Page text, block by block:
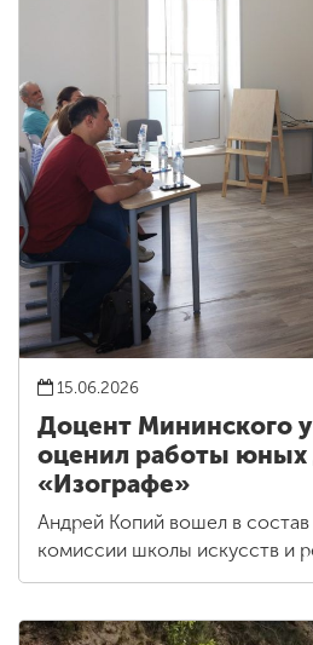
15.06.2026
Доцент Мининского
оценил работы юных
«Изографе»
Андрей Копий вошел в
комиссии школы искусств и